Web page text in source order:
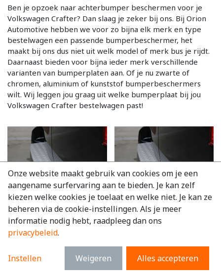
Ben je opzoek naar achterbumper beschermen voor je
Volkswagen Crafter? Dan slaag je zeker bij ons. Bij Orion
Automotive hebben we voor zo bijna elk merk en type
bestelwagen een passende bumperbeschermer, het
maakt bij ons dus niet uit welk model of merk bus je rijdt.
Daarnaast bieden voor bijna ieder merk verschillende
varianten van bumperplaten aan. Of je nu zwarte of
chromen, aluminium of kunststof bumperbeschermers
wilt. Wij leggen jou graag uit welke bumperplaat bij jou
Volkswagen Crafter bestelwagen past!
3 varianten
3 op voorraad
Bumper beschermer
aluminium Volkswagen
Crafter 2022+
excl. BTW
3varianten
aluminium Volkswagen
Crafter 2017 - 2022
excl. BTW
Onze website maakt gebruik van cookies om je een
aangename surfervaring aan te bieden. Je kan zelf
kiezen welke cookies je toelaat en welke niet. Je kan ze
beheren via de cookie-instellingen. Als je meer
informatie nodig hebt, raadpleeg dan ons
privacybeleid.
Instellen Weigeren Alles accepteren